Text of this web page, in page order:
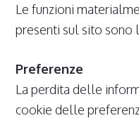
Le funzioni
presenti sul sito sono
Preferenze
La perdita delle
cookie delle